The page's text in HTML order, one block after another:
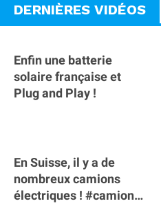
DERNIÈRES VIDÉOS
Enfin une batterie
solaire française et
Plug and Play !
En Suisse, il y a de
nombreux camions
électriques ! #camion